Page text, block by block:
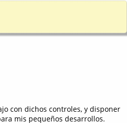
con dichos controles, y disponer
mis pequeños desarrollos.